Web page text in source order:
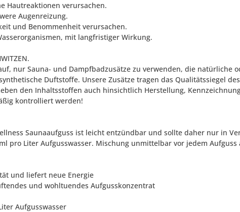
Hautreaktionen verursachen.
Augenreizung.
und Benommenheit verursachen.
mit langfristiger Wirkung.
nur Sauna- und Dampfbadzusätze zu verwenden, die
Duftstoffe. Unsere Zusätze tragen das Qualitätssiegel
den Inhaltsstoffen auch hinsichtlich Herstellung,
kontrolliert werden!
Saunaaufguss ist leicht entzündbar und sollte daher nur in
pro Liter Aufgusswasser. Mischung unmittelbar vor jedem
und liefert neue Energie
und wohltuendes Aufgusskonzentrat
Aufgusswasser